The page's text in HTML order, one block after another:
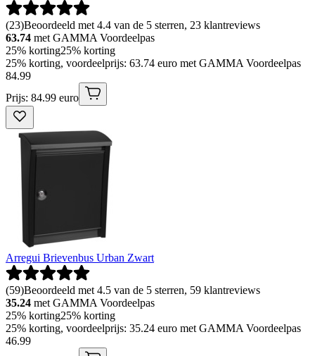
(23)Beoordeeld met 4.4 van de 5 sterren, 23 klantreviews
63.74 met GAMMA Voordeelpas
25% korting25% korting
25% korting, voordeelprijs: 63.74 euro met GAMMA Voordeelpas
84.99
Prijs: 84.99 euro
Arregui Brievenbus Urban Zwart
(59)Beoordeeld met 4.5 van de 5 sterren, 59 klantreviews
35.24 met GAMMA Voordeelpas
25% korting25% korting
25% korting, voordeelprijs: 35.24 euro met GAMMA Voordeelpas
46.99